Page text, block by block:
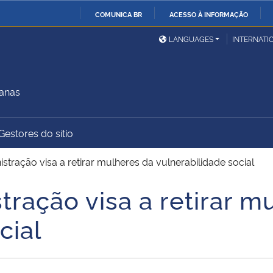
COMUNICA BR ACESSO À INFORMAÇÃO
Ministério da Defesa
Ministério das Relações
Exteriores
Ministério do
Desenvolvimento Regional
União
Advocacia-Geral da União Banco Central do Brasil
LANGUAGES
do sítio
visa a retirar mulheres da vulnerabilidade social
visa a retirar